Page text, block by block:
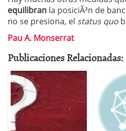
equilibran la posiciÃ³n de
no se presiona, el status quo
Pau A. Monserrat
Publicaciones Relacionadas: